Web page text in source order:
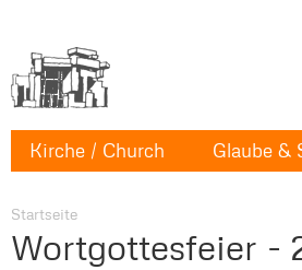
Kirche / Church Glaube &
Startseite
Wortgottesfeier -